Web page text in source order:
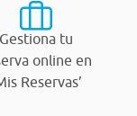
Gestiona tu
online en
Reservas’